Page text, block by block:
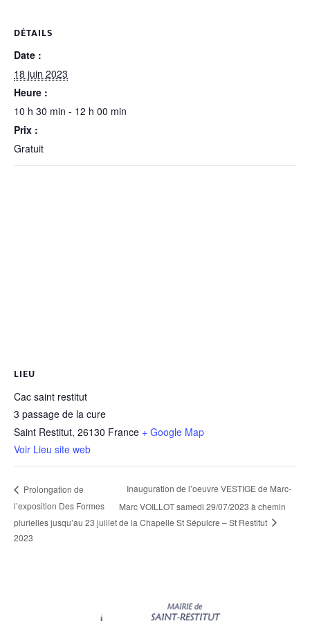
DÉTAILS
Date :
18 juin 2023
Heure :
10 h 30 min - 12 h 00 min
Prix :
Gratuit
LIEU
Cac saint restitut
3 passage de la cure
Saint Restitut, 26130 France + Google Map
Voir Lieu site web
Prolongation de
l’exposition Des Formes
plurielles jusqu’au 23 juillet
2023
Inauguration de l’oeuvre VESTIGE de Marc-
Marc VOILLOT samedi 29/07/2023 à chemin
de la Chapelle St Sépulcre – St Restitut